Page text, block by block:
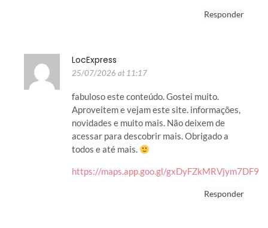
Responder
LocExpress
25/07/2026 at 11:17
fabuloso este conteúdo. Gostei muito.
Aproveitem e vejam este site. informações,
novidades e muito mais. Não deixem de
acessar para descobrir mais. Obrigado a
todos e até mais.
https://maps.app.goo.gl/gxDyFZkMRVjym7DF9
Responder